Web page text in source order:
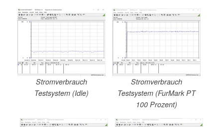
Stromverbrauch
Testsystem (Idle)
Stromverbrauch
Testsystem (FurMark PT
100 Prozent)